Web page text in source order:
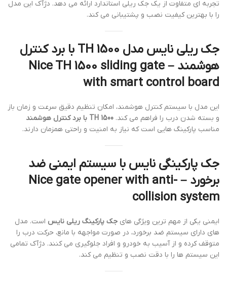
تجربه ای متفاوت از یک جک ریلی استاندارد ارائه می دهد. دژآک این مدل
را با بهترین کیفیت نصب و پشتیبانی می کند.
جک ریلی نایس مدل TH 1500 با برد کنترل
هوشمند – Nice TH 1500 sliding gate
with smart control board
این مدل با سیستم کنترل هوشمند، امکان تنظیم دقیق سرعت و زمان باز
و بسته شدن درب را فراهم می کند. TH 1500 با برد کنترل هوشمند
مناسب پارکینگ هایی است که نیاز به امنیت و راحتی همزمان دارند.
جک پارکینگی نایس با سیستم ایمنی ضد
برخورد – Nice gate opener with anti-
collision system
ایمنی یکی از مهم ترین ویژگی های جک پارکینگ ریلی نایس است. مدل
های دارای سیستم ضد برخورد، در صورت مواجهه با مانع، حرکت درب را
متوقف کرده و از آسیب به خودرو و افراد جلوگیری می کنند. دژآک تمامی
این سیستم ها را با دقت نصب و تنظیم می کند.